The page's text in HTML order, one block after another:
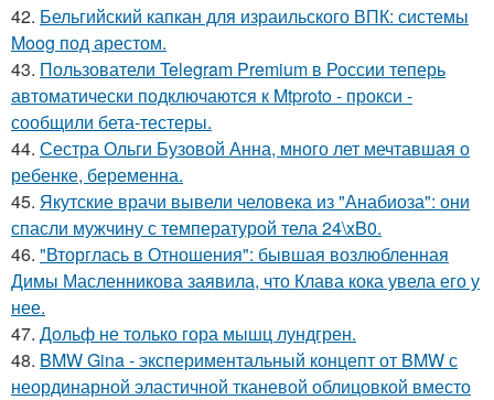
42. Бельгийский капкан для израильского ВПК: системы
Moog под арестом.
43. Пользователи Telegram Premium в России теперь
автоматически подключаются к Mtproto - прокси -
сообщили бета-тестеры.
44. Сестра Ольги Бузовой Анна, много лет мечтавшая о
ребенке, беременна.
45. Якутские врачи вывели человека из "Анабиоза": они
спасли мужчину с температурой тела 24\xB0.
46. "Вторглась в Отношения": бывшая возлюбленная
Димы Масленникова заявила, что Клава кока увела его у
нее.
47. Дольф не только гора мышц лундгрен.
48. BMW Gina - экспериментальный концепт от BMW с
неординарной эластичной тканевой облицовкой вместо